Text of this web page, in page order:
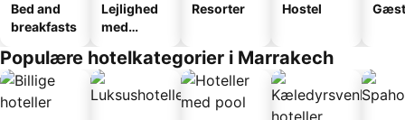
Bed and
breakfasts
Lejlighed
med
Resorter Hostel
Populære hotelkategorier i Marrakech